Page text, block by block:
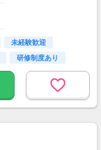
未経験歓迎
研修制度あり